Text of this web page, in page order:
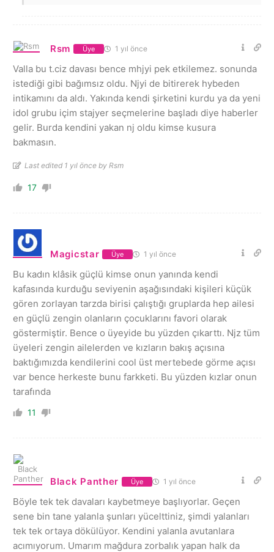
Rsm Üye 1 yıl önce
Valla bu t.ciz davası bence mhjyi pek etkilemez. sonunda
istediği gibi bağımsız oldu. Njyi de bitirerek hybeden
intikamını da aldı. Yakında kendi şirketini kurdu ya da yeni
idol grubu içim stajyer seçmelerine başladı diye haberler
gelir. Burda kendini yakan nj oldu kimse kusura
bakmasın.
Last edited 1 yıl önce by Rsm
17
Magicstar Üye 1 yıl önce
Bu kadın klâsik güçlü kimse onun yanında kendi
kafasında kurduğu seviyenin aşağısındaki kişileri küçük
gören zorlayan tarzda birisi çalıştığı gruplarda hep ailesi
en güçlü zengin olanların çocuklarını favori olarak
göstermiştir. Bence o üyeyide bu yüzden çıkarttı. Njz tüm
üyeleri zengin ailelerden ve kızların bakış açısına
baktığımızda kendilerini cool üst mertebede görme açısı
var bence herkeste bunu farkketi. Bu yüzden kızlar onun
tarafında
11
Black Panther Üye 1 yıl önce
Böyle tek tek davaları kaybetmeye başlıyorlar. Geçen
sene bin tane yalanla şunları yücelttiniz, şimdi yalanları
tek tek ortaya dökülüyor. Kendini yalanla avutanlara
acımıyorum. Umarım mağdura zorbalık yapan halk da